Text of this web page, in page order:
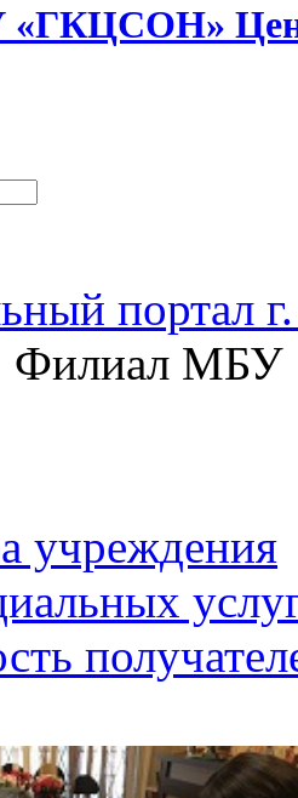
портал
Филиал МБУ
учреждения